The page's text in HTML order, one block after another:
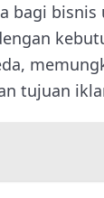
bagi
tujuan